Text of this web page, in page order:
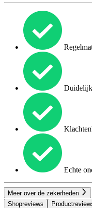
Echte
Meer over de zekerheden
Shopreviews